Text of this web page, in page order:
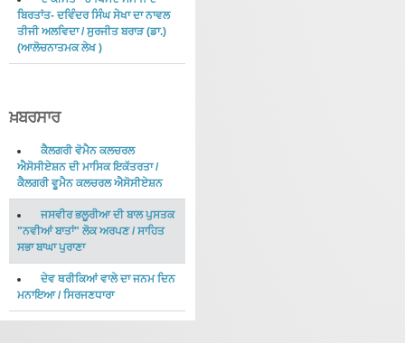
ਬਿਰਤਾਂਤ- ਦਵਿੰਦਰ ਸਿੰਘ ਸੇਖਾ ਦਾ ਨਾਵਲ
ਤੀਜੀ ਅਲਵਿਦਾ/ਸੁਰਜੀਤ ਬਰਾੜ (ਡਾ.)
(ਆਲੋਚਨਾਤਮਕ ਲੇਖ)
ਖ਼ਬਰਸਾਰ
ਕੈਲਗਰੀ ਵੋਮੈਨ ਕਲਚਰਲ
ਐਸੋਸੀਏਸ਼ਨ ਦੀ ਮਾਸਿਕ ਇਕੱਤਰਤਾ/
ਕੈਲਗਰੀ ਵੂਮੈਨ ਕਲਚਰਲ ਐਸੋਸੀਏਸ਼ਨ
ਜਸਵੀਰ ਭਲੂਰੀਆ ਦੀ ਬਾਲ ਪੁਸਤਕ
"ਨਵੀਆਂ ਬਾਤਾਂ" ਲੋਕ ਅਰਪਣ/ ਸਾਹਿਤ
ਸਭਾ ਬਾਘਾ ਪੁਰਾਣਾ
ਦੇਵ ਥਰੀਕਿਆਂ ਵਾਲੇ ਦਾ ਜਨਮ ਦਿਨ
ਮਨਾਇਆ/ਸਿਰਜਣਧਾਰਾ